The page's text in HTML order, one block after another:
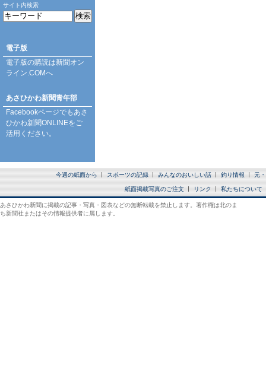
サイト内検索
電子版
電子版の購読は新聞オン
ライン.COMへ
あさひかわ新聞青年部
Facebookページでもあさ
ひかわ新聞ONLINEをご
活用ください。
今週の紙面から スポーツの記録 みんなのおいしい話 釣り情報 元
紙面掲載写真のご注文 リンク 私たちについて
あさひかわ新聞に掲載の記事・写真・図表などの無断転載を禁止します。著作権は北のま
ち新聞社またはその情報提供者に属します。